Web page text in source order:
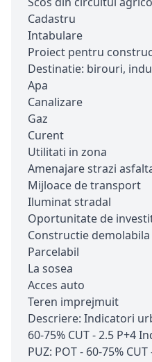
Cadastru
Intabulare
Proiect pentru
Destinatie: birouri,
Apa
Canalizare
Gaz
Curent
Utilitati in zona
Amenajare strazi
Mijloace de transport
Iluminat stradal
Oportunitate de
Constructie demolabila
Parcelabil
La sosea
Acces auto
Teren imprejmuit
Descriere: Indicatori
60-75% CUT - 2.5 P+4
PUZ: POT - 60-75% CUT